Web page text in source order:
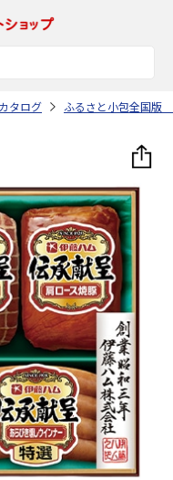
タログ ふるさと小包全国版